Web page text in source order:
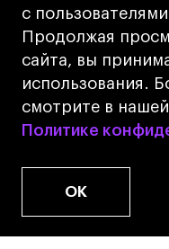
с
Продолжая
сайта, вы
использования.
смотрите в нашей
Политике
Политике
OK
© 2026 БВШД
Дизайн
Разработка